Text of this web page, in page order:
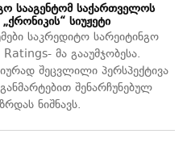
სააგენტომ საქართველოს
სიუჟეტი
საკრედიტო სარეიტინგო
მა გააუმჯობესა.
შეცვლილი პერსპექტივა
შენარჩუნებულ
ნიშნავს.